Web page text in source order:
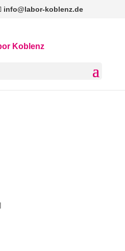
info@labor-koblenz.de